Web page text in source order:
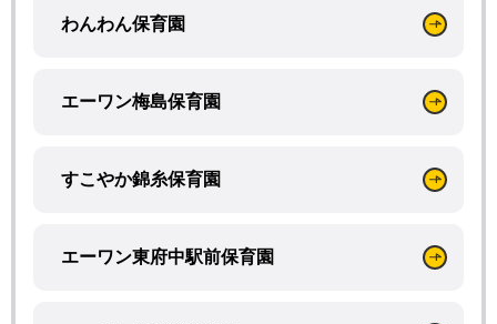
わんわん保育園
エーワン梅島保育園
すこやか錦糸保育園
エーワン東府中駅前保育園